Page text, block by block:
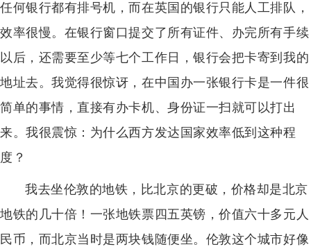
任何银行都有排号机，而在英国的银行只能人工排队，
效率很慢。在银行窗口提交了所有证件、办完所有手续
以后，还需要至少等七个工作日，银行会把卡寄到我的
地址去。我觉得很惊讶，在中国办一张银行卡是一件很
简单的事情，直接有办卡机、身份证一扫就可以打出
来。我很震惊：为什么西方发达国家效率低到这种程
度？
我去坐伦敦的地铁，比北京的更破，价格却是北京
地铁的几十倍！一张地铁票四五英镑，价值六十多元人
民币，而北京当时是两块钱随便坐。伦敦这个城市好像